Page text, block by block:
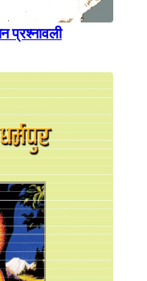
प्रश्नावली